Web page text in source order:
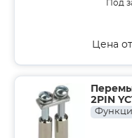
Под
Цена
2PIN